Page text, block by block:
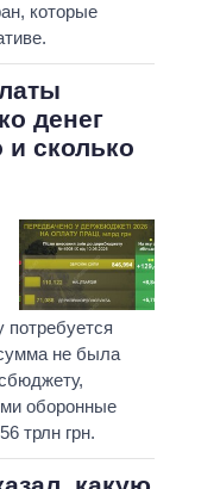
которые
денег
сколько
потребуется
не была
оборонные
трлн грн.